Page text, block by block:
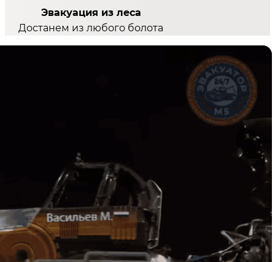
Эвакуация из леса
Достанем из любого болота